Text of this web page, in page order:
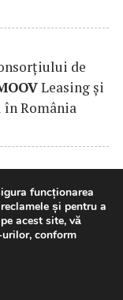
de
Leasing și
România
de
infrastructura
funcționarea
și pentru a
acest site, vă
conform